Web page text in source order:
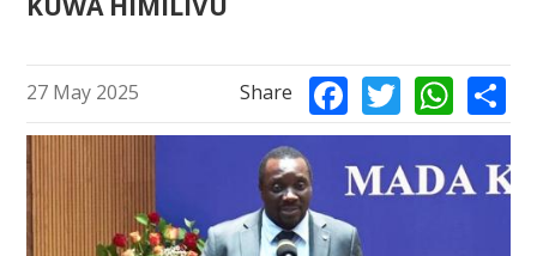
top
27 May 2025 Share Facebook
Twitter